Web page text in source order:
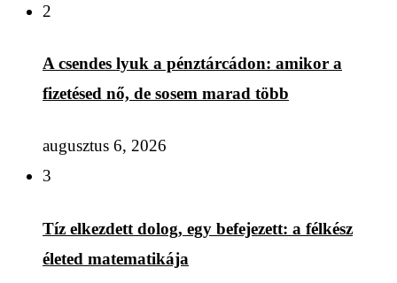
2
A csendes lyuk a pénztárcádon: amikor a
fizetésed nő, de sosem marad több
augusztus 6, 2026
3
Tíz elkezdett dolog, egy befejezett: a félkész
életed matematikája